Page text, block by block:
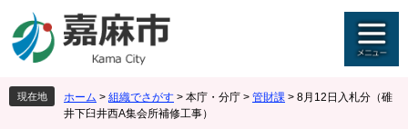
ジ
先
頭
ュ
を
飛
現在地 ホーム > 組織でさがす > 本庁・分庁 > 管財課 > 8月12日入札分（碓
井下臼井西A集会所補修工事）